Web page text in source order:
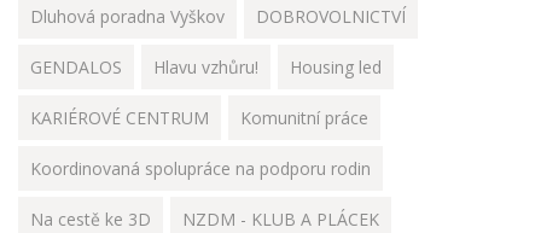
Dluhová poradna Vyškov DOBROVOLNICTVÍ
GENDALOS Hlavu vzhůru! Housing led
KARIÉROVÉ CENTRUM Komunitní práce
Koordinovaná spolupráce na podporu rodin
Na cestě ke 3D NZDM - KLUB A PLÁCEK